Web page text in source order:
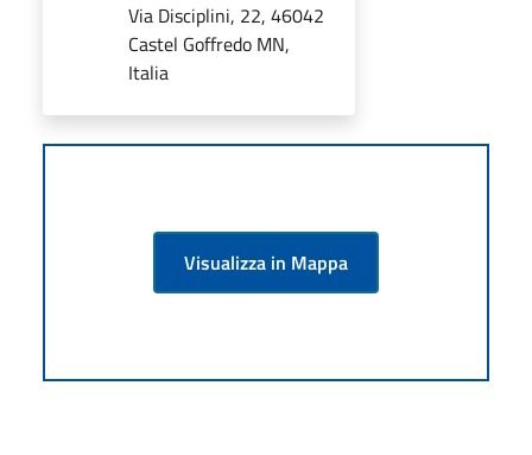
Via Disciplini, 22, 46042
Castel Goffredo MN,
Italia
Visualizza in Mappa